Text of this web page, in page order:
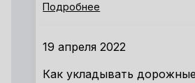
Подробнее
19 апреля 2022
Как укладывать